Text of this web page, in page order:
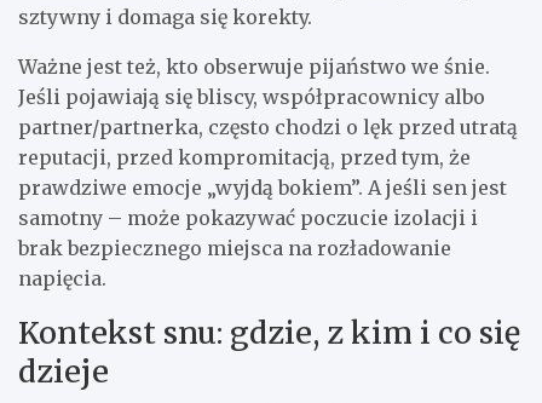
sztywny i domaga się korekty.
Ważne jest też, kto obserwuje pijaństwo we śnie.
Jeśli pojawiają się bliscy, współpracownicy albo
partner/partnerka, często chodzi o lęk przed utratą
reputacji, przed kompromitacją, przed tym, że
prawdziwe emocje „wyjdą bokiem”. A jeśli sen jest
samotny – może pokazywać poczucie izolacji i
brak bezpiecznego miejsca na rozładowanie
napięcia.
Kontekst snu: gdzie, z kim i co się
dzieje